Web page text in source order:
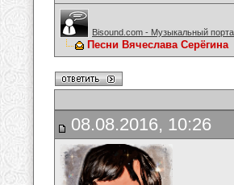
Bisound.com - Музыкальный
Песни Вячеслава Серёгина
08.08.2016, 10:26